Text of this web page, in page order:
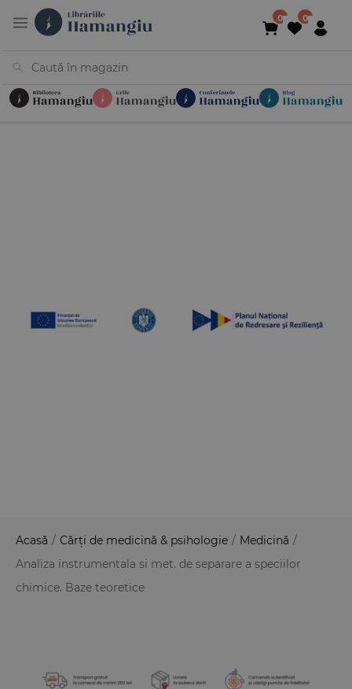
Acasă / Cărți de medicină & psihologie / Medicină /
Analiza instrumentala si met. de separare a speciilor
chimice. Baze teoretice